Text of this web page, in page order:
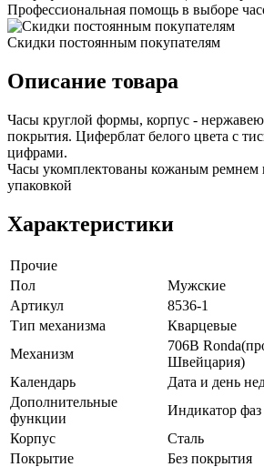
Профессиональная помощь в выборе
Скидки постоянным покупателям
Описание товара
Часы круглой формы, корпус -
покрытия. Циферблат белого цвета с
цифрами.
Часы укомплектованы кожаным ремнем
упаковкой
Характеристики
Прочие
Пол
Мужские
Артикул
8536-1
Тип механизма
Кварцевые
Механизм
706B
Швейцария)
Календарь
Дата и день
Дополнительные
функции
Индикатор
Корпус
Сталь
Покрытие
Без покрытия